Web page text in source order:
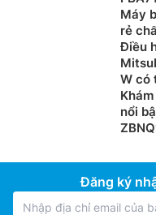
khắc nghiệt như thế
Bên cạnh đó, một
dẫn đến sự cố hỏng
sùng chui vào trong
bỏ giúp chống thạch
chặn sự cố ngừng
Máy
rẻ
Điều
W có
nổi
Đăng ký